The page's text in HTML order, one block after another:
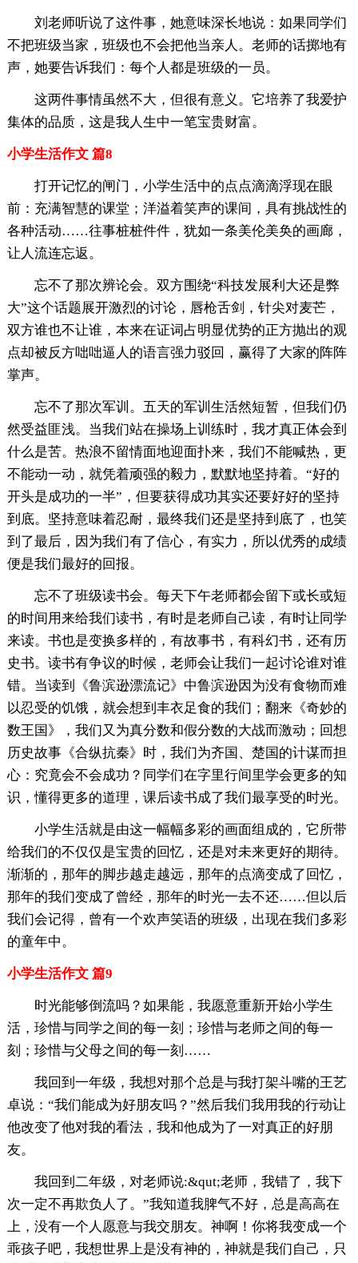
刘老师听说了这件事，她意味深长地说：如果同学们
不把班级当家，班级也不会把他当亲人。老师的话掷地有
声，她要告诉我们：每个人都是班级的一员。
这两件事情虽然不大，但很有意义。它培养了我爱护
集体的品质，这是我人生中一笔宝贵财富。
小学生活作文 篇8
打开记忆的闸门，小学生活中的点点滴滴浮现在眼
前：充满智慧的课堂；洋溢着笑声的课间，具有挑战性的
各种活动……往事桩桩件件，犹如一条美伦美奂的画廊，
让人流连忘返。
忘不了那次辨论会。双方围绕“科技发展利大还是弊
大”这个话题展开激烈的讨论，唇枪舌剑，针尖对麦芒，
双方谁也不让谁，本来在证词占明显优势的正方抛出的观
点却被反方咄咄逼人的语言强力驳回，赢得了大家的阵阵
掌声。
忘不了那次军训。五天的军训生活然短暂，但我们仍
然受益匪浅。当我们站在操场上训练时，我才真正体会到
什么是苦。热浪不留情面地迎面扑来，我们不能喊热，更
不能动一动，就凭着顽强的毅力，默默地坚持着。“好的
开头是成功的一半”，但要获得成功其实还要好好的坚持
到底。坚持意味着忍耐，最终我们还是坚持到底了，也笑
到了最后，因为我们有了信心，有实力，所以优秀的成绩
便是我们最好的回报。
忘不了班级读书会。每天下午老师都会留下或长或短
的时间用来给我们读书，有时是老师自己读，有时让同学
来读。书也是变换多样的，有故事书，有科幻书，还有历
史书。读书有争议的时候，老师会让我们一起讨论谁对谁
错。当读到《鲁滨逊漂流记》中鲁滨逊因为没有食物而难
以忍受的饥饿，就会想到丰衣足食的我们；翻来《奇妙的
数王国》，我们又为真分数和假分数的大战而激动；回想
历史故事《合纵抗秦》时，我们为齐国、楚国的计谋而担
心：究竟会不会成功？同学们在字里行间里学会更多的知
识，懂得更多的道理，课后读书成了我们最享受的时光。
小学生活就是由这一幅幅多彩的画面组成的，它所带
给我们的不仅仅是宝贵的回忆，还是对未来更好的期待。
渐渐的，那年的脚步越走越远，那年的点滴变成了回忆，
那年的我们变成了曾经，那年的时光一去不还……但以后
我们会记得，曾有一个欢声笑语的班级，出现在我们多彩
的童年中。
小学生活作文 篇9
时光能够倒流吗？如果能，我愿意重新开始小学生
活，珍惜与同学之间的每一刻；珍惜与老师之间的每一
刻；珍惜与父母之间的每一刻……
我回到一年级，我想对那个总是与我打架斗嘴的王艺
卓说：“我们能成为好朋友吗？”然后我们我用我的行动让
他改变了他对我的看法，我和他成为了一对真正的好朋
友。
我回到二年级，对老师说:&qut;老师，我错了，我下
次一定不再欺负人了。”我知道我脾气不好，总是高高在
上，没有一个人愿意与我交朋友。神啊！你将我变成一个
乖孩子吧，我想世界上是没有神的，神就是我们自己，只